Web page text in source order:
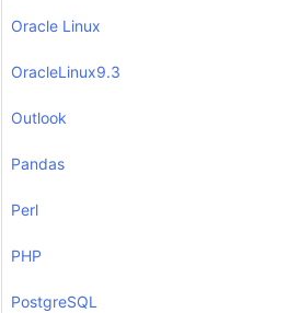
Oracle Linux
OracleLinux9.3
Outlook
Pandas
Perl
PHP
PostgreSQL